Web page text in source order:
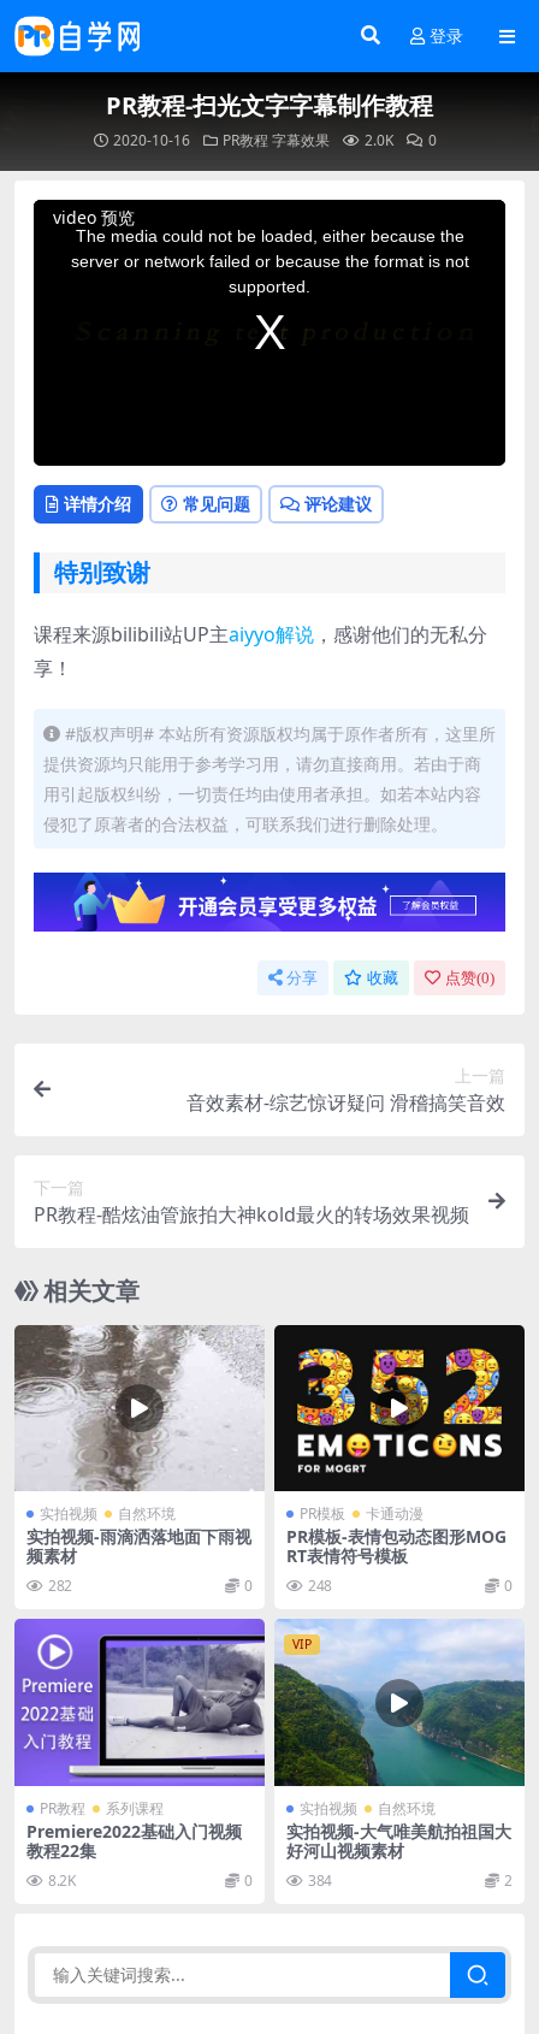
登录
PR教程-扫光文字字幕制作教程
2020-10-16 PR教程 字幕效果 2.0K 0
video 预览
This
The media could not be loaded, either because the
server or network failed or because the format is not
supported.
详情介绍 常见问题 评论建议
特别致谢
课程来源bilibili站UP主aiyyo解说 ，感谢他们的无私分
享！
#版权声明# 本站所有资源版权均属于原作者所有，这里所
提供资源均只能用于参考学习用，请勿直接商用。若由于商
用引起版权纠纷，一切责任均由使用者承担。如若本站内容
侵犯了原著者的合法权益，可联系我们进行删除处理。
分享 收藏 点赞(0)
上一篇
音效素材-综艺惊讶疑问 滑稽搞笑音效
下一篇
PR教程-酷炫油管旅拍大神kold最火的转场效果视频
相关文章
实拍视频 自然环境
实拍视频-雨滴洒落地面下雨视
频素材
282 0
PR模板 卡通动漫
PR模板-表情包动态图形MOG
RT表情符号模板
248 0
PR教程 系列课程
Premiere2022基础入门视频
教程22集
8.2K 0
VIP
实拍视频 自然环境
实拍视频-大气唯美航拍祖国大
好河山视频素材
384 2